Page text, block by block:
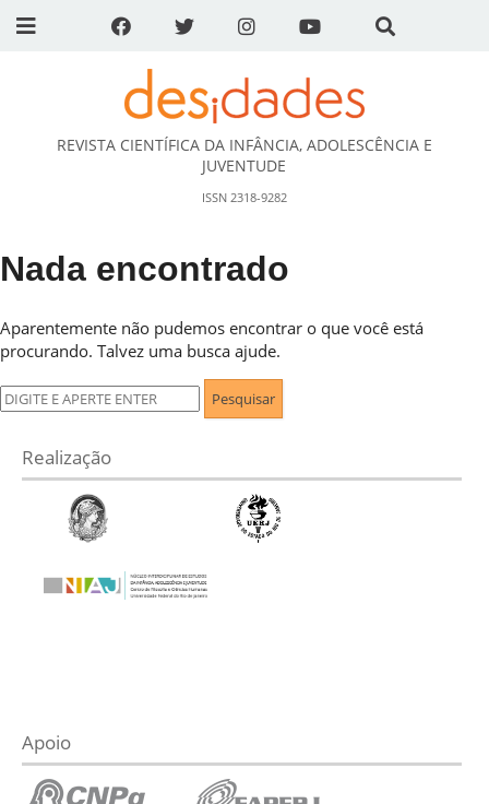
DESidades
REVISTA CIENTÍFICA DA INFÂNCIA, ADOLESCÊNCIA E
JUVENTUDE
ISSN 2318-9282
Nada encontrado
Aparentemente não pudemos encontrar o que você está
procurando. Talvez uma busca ajude.
Pesquisar
por:
Realização
Apoio